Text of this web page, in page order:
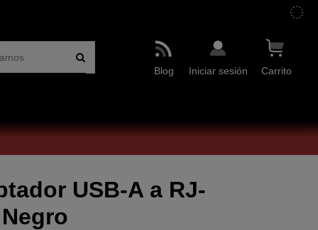
Blog Iniciar sesión Carrito
USB-A a RJ-